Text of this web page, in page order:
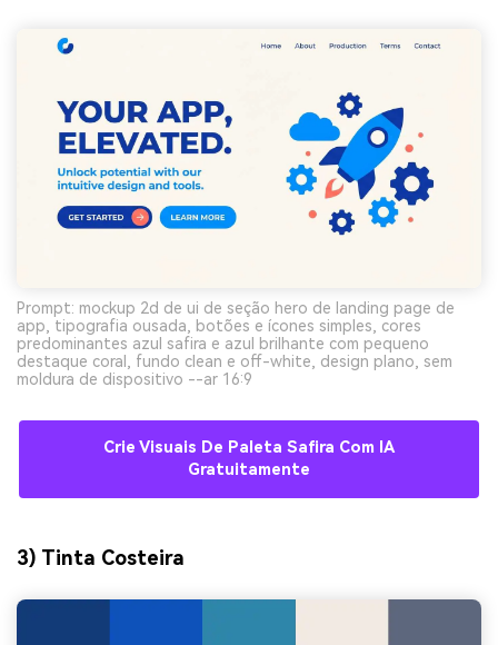
Prompt: mockup 2d de ui de seção hero de landing page de
app, tipografia ousada, botões e ícones simples, cores
predominantes azul safira e azul brilhante com pequeno
destaque coral, fundo clean e off-white, design plano, sem
moldura de dispositivo --ar 16:9
Crie Visuais De Paleta Safira Com IA
Gratuitamente
3) Tinta Costeira